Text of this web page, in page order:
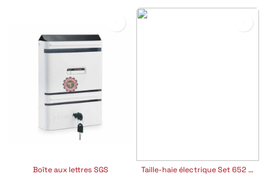
Boîte aux lettres SGS Taille-haie électrique Set 652 VE GARLAND